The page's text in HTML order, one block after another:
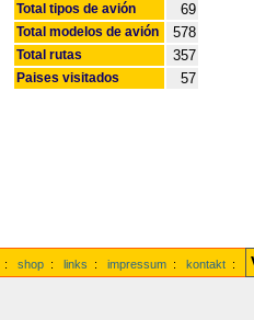
Total tipos de avión 69
Total modelos de avión 578
Total rutas 357
Paises visitados 57
: shop : links : impressum : kontakt :